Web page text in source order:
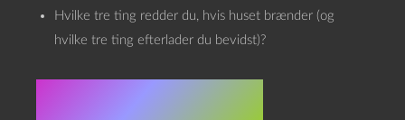
Hvilke tre ting redder du, hvis huset brænder (og
hvilke tre ting efterlader du bevidst)?
Superkulturelt